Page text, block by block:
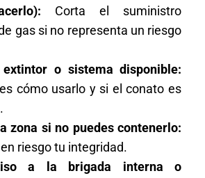
Corta el suministro
gas si no representa un riesgo
o sistema disponible:
cómo usarlo y si el conato es
zona si no puedes contenerlo:
riesgo tu integridad.
a la brigada interna o